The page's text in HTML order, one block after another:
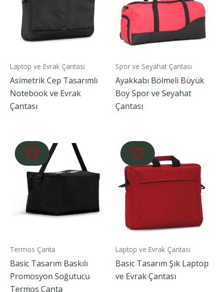
Laptop ve Evrak Çantası
Asimetrik Cep Tasarımlı
Notebook ve Evrak
Çantası
Spor ve Seyahat Çantası
Ayakkabı Bölmeli Büyük
Boy Spor ve Seyahat
Çantası
Termos Çanta
Basic Tasarım Baskılı
Promosyon Soğutucu
Termos Çanta
Laptop ve Evrak Çantası
Basic Tasarım Şık Laptop
ve Evrak Çantası